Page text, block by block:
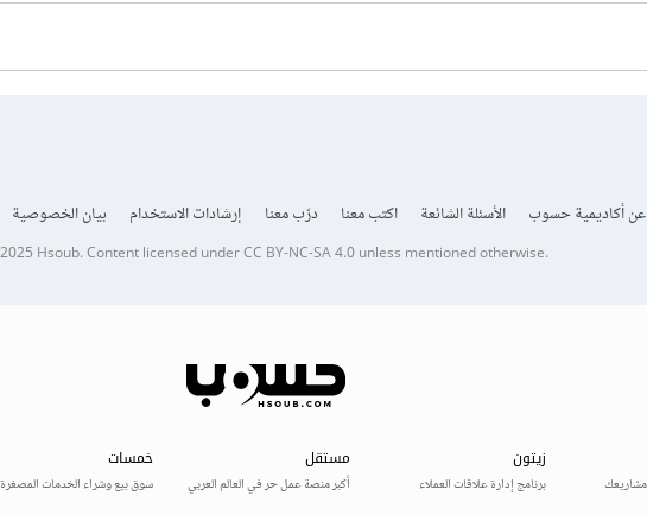
عن أكاديمية حسوب الأسئلة الشائعة اكتب معنا درّب معنا إرشادات الاستخدام بيان الخصوصية
Hsoub.Content licensed underCC BY-NC-SA 4.0unless mentioned otherwise.